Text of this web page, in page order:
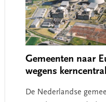
Gemeenten naar
wegens
De Nederlandse